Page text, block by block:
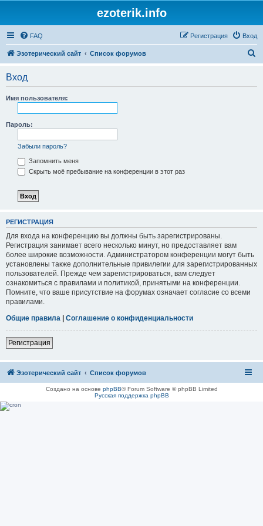
ezoterik.info
FAQ Вход
Регистрация
Эзотерический сайт Список форумов
Вход
Имя пользователя:
Пароль:
Забыли пароль?
Запомнить меня
Скрыть моё пребывание на конференции в этот раз
РЕГИСТРАЦИЯ
Для входа на конференцию вы должны быть зарегистрированы.
Регистрация занимает всего несколько минут, но предоставляет вам
более широкие возможности. Администратором конференции могут быть
установлены также дополнительные привилегии для зарегистрированных
пользователей. Прежде чем зарегистрироваться, вам следует
ознакомиться с правилами и политикой, принятыми на конференции.
Помните, что ваше присутствие на форумах означает согласие со всеми
правилами.
Общие правила | Соглашение о конфиденциальности
Регистрация
Эзотерический сайт Список форумов
Создано на основе phpBB® Forum Software © phpBB Limited
Русская поддержка phpBB